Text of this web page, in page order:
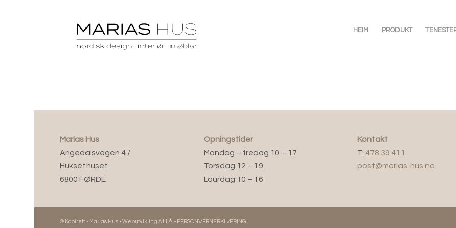
HEIM PRODUKT
Marias Hus
Angedalsvegen 4 /
Huksethuset
6800 FØRDE
Opningstider
Mandag – fredag 10 – 17
Torsdag 12 – 19
Laurdag 10 – 16
Kontakt
T: 478 39 411
post@marias-hus.no
© Kopirett - Marias Hus •Webutvikling A til Å • PERSONVERNERKLÆRING